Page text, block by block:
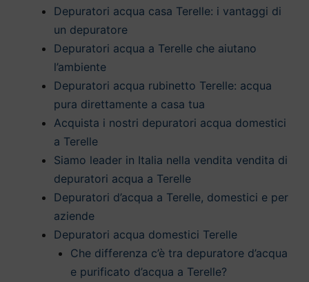
Depuratori acqua casa Terelle: i vantaggi di
un depuratore
Depuratori acqua a Terelle che aiutano
l’ambiente
Depuratori acqua rubinetto Terelle: acqua
pura direttamente a casa tua
Acquista i nostri depuratori acqua domestici
a Terelle
Siamo leader in Italia nella vendita vendita di
depuratori acqua a Terelle
Depuratori d’acqua a Terelle, domestici e per
aziende
Depuratori acqua domestici Terelle
Che differenza c’è tra depuratore d’acqua
e purificato d’acqua a Terelle?